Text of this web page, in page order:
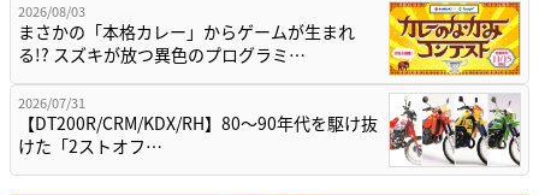
2026/08/03
まさかの「本格カレー」からゲームが生まれ
る!? スズキが放つ異色のプログラミ…
2026/07/31
【DT200R/CRM/KDX/RH】80〜90年代を駆け抜
けた「2ストオフ…